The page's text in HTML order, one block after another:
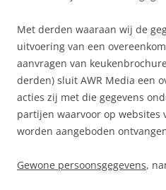
Met derden waaraan wij de
uitvoering van een
aanvragen van
derden) sluit AWR Media een
acties zij met die gegevens
partijen waarvoor op websites
worden aangeboden
Gewone persoonsgegevens,